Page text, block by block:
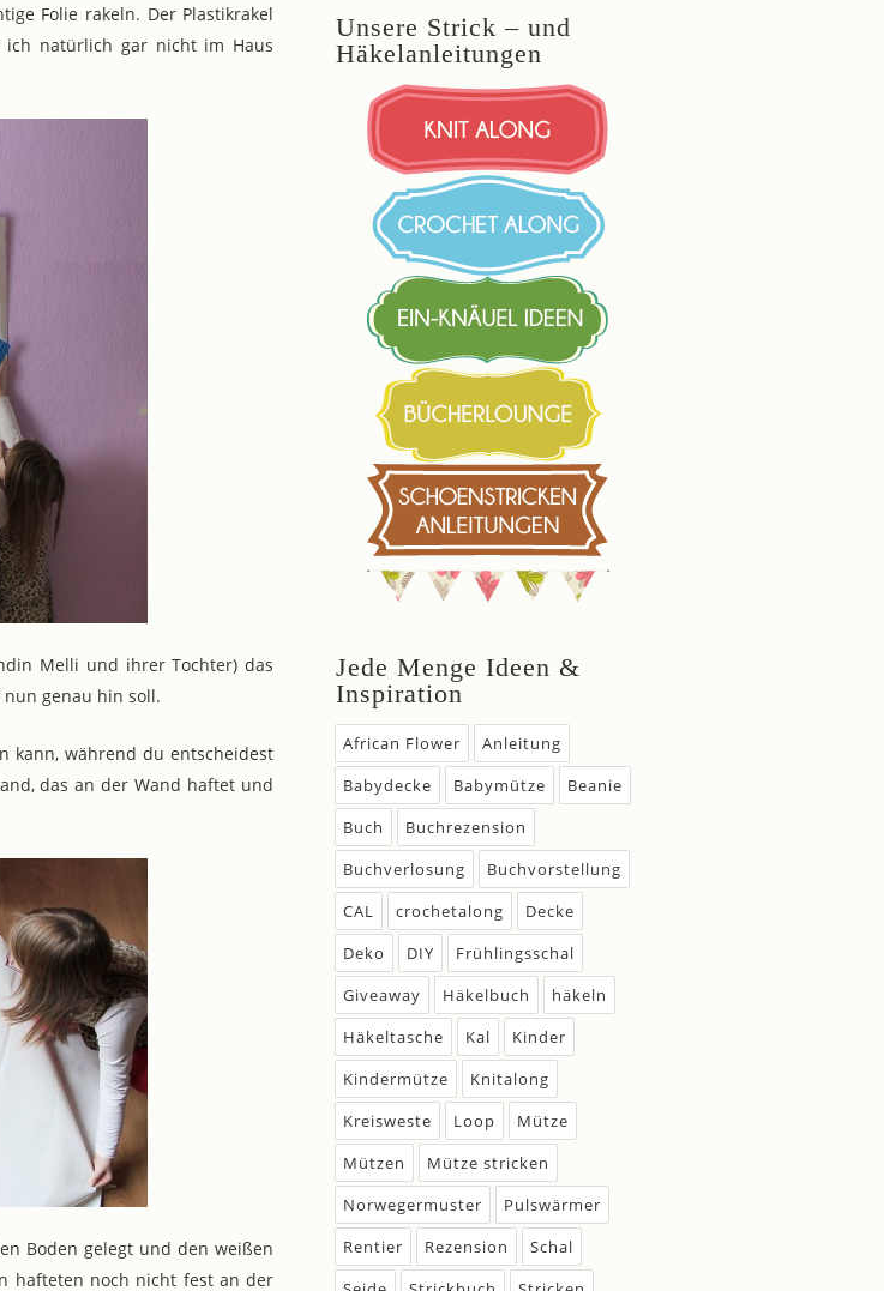
Folie rakeln. Der Plastikrakel
natürlich gar nicht im Haus
Melli und ihrer Tochter) das
genau hin soll.
kann, während du entscheidest
das an der Wand haftet und
Boden gelegt und den weißen
hafteten noch nicht fest an der
Unsere Strick – und
Häkelanleitungen
Jede Menge Ideen &
Inspiration
African Flower
Anleitung
Babydecke
Babymütze
Beanie
Buch
Buchrezension
Buchverlosung
Buchvorstellung
CAL
crochetalong
Decke
Deko
DIY
Frühlingsschal
Giveaway
Häkelbuch
häkeln
Häkeltasche
Kal
Kinder
Kindermütze
Knitalong
Kreisweste
Loop
Mütze
Mützen
Mütze stricken
Norwegermuster
Pulswärmer
Rentier
Rezension
Schal